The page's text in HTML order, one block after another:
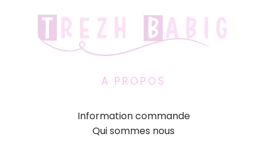
A PROPOS
Information commande
Qui sommes nous